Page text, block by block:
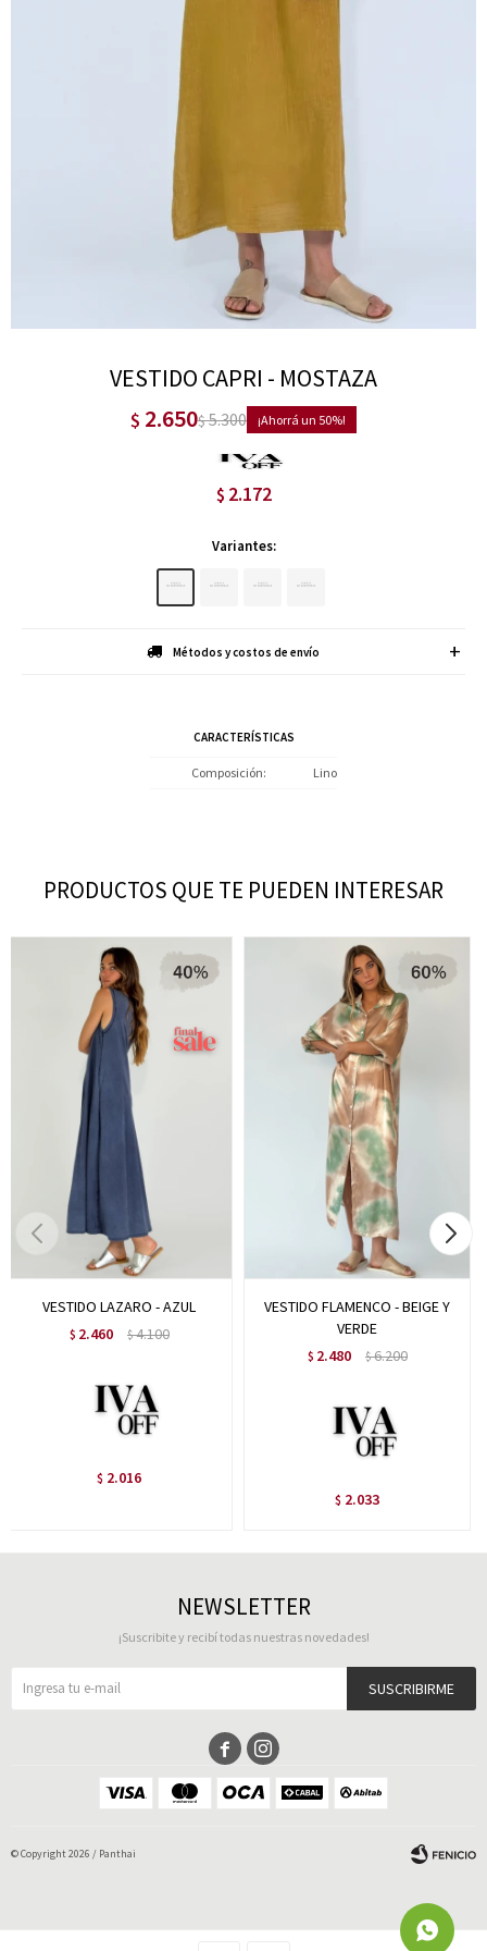
VESTIDO CAPRI - MOSTAZA
$ 2.650$5.300 50
$ 2.172
Variantes:
Métodos y costos de envío
CARACTERÍSTICAS
Composición Lino
PRODUCTOS QUE TE PUEDEN INTERESAR
VESTIDO LAZARO - AZUL
$ 2.460 $4.100
$ 2.016
VESTIDO FLAMENCO - BEIGE Y
VERDE
$ 2.480 $6.200
$ 2.033
NEWSLETTER
¡Suscribite y recibí todas nuestras novedades!
SUSCRIBIRME
 
© Copyright 2026 / Panthai